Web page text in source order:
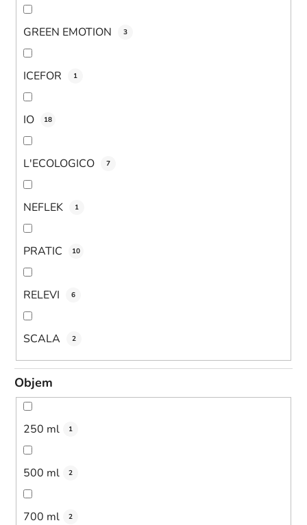
GREEN EMOTION 3
ICEFOR 1
IO 18
L'ECOLOGICO 7
NEFLEK 1
PRATIC 10
RELEVI 6
SCALA 2
Objem
250 ml 1
500 ml 2
700 ml 2